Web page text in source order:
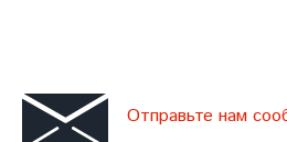
Отправьте нам